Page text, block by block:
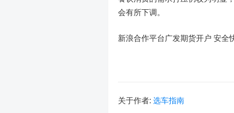
会有所下调。
新浪合作平台广发期货开户 安全
关于作者: 选车指南